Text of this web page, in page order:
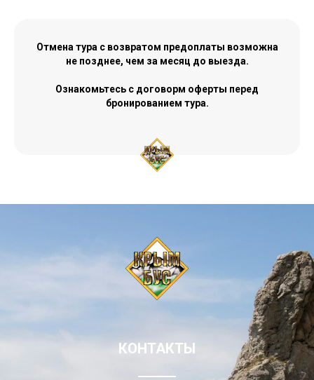
Отмена тура с возвратом предоплаты возможна
не позднее, чем за месяц до выезда.
Ознакомьтесь с договорм оферты перед
бронированием тура.
КОНТАКТЫ